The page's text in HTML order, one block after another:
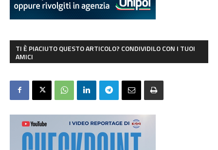
TI È PIACIUTO QUESTO ARTICOLO? CONDIVIDILO CON I TUOI
AMICI